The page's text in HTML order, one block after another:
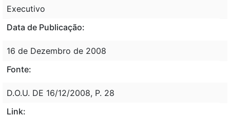
Executivo
Data de Publicação:
16 de Dezembro de 2008
Fonte:
D.O.U. DE 16/12/2008, P. 28
Link: